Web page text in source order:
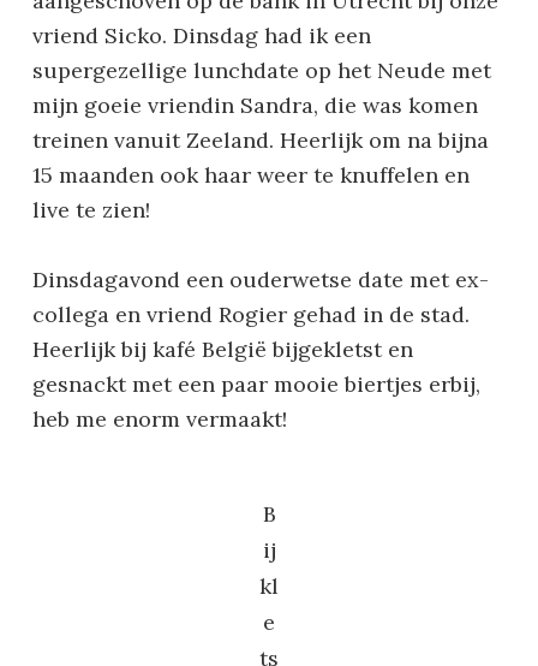
vriend Sicko. Dinsdag had ik een
supergezellige lunchdate op het Neude met
mijn goeie vriendin Sandra, die was komen
treinen vanuit Zeeland. Heerlijk om na bijna
15 maanden ook haar weer te knuffelen en
live te zien!
Dinsdagavond een ouderwetse date met ex-
collega en vriend Rogier gehad in de stad.
Heerlijk bij kafé België bijgekletst en
gesnackt met een paar mooie biertjes erbij,
heb me enorm vermaakt!
B
ij
kl
e
ts